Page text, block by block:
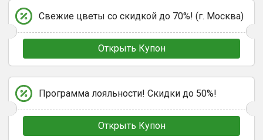
Свежие цветы со скидкой до 70%! (г. Москва)
Открыть Купон
Программа лояльности! Скидки до 50%!
Открыть Купон